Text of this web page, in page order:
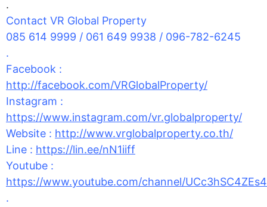
.
Contact VR Global Property
085 614 9999 / 061 649 9938 / 096-782-6245
.
Facebook :
http://facebook.com/VRGlobalProperty/
Instagram :
https://www.instagram.com/vr.globalproperty/
Website : http://www.vrglobalproperty.co.th/
Line : https://lin.ee/nN1iiff
Youtube :
https://www.youtube.com/channel/
.